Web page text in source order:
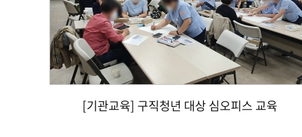
[기관교육] 구직청년 대상 심오피스 교육